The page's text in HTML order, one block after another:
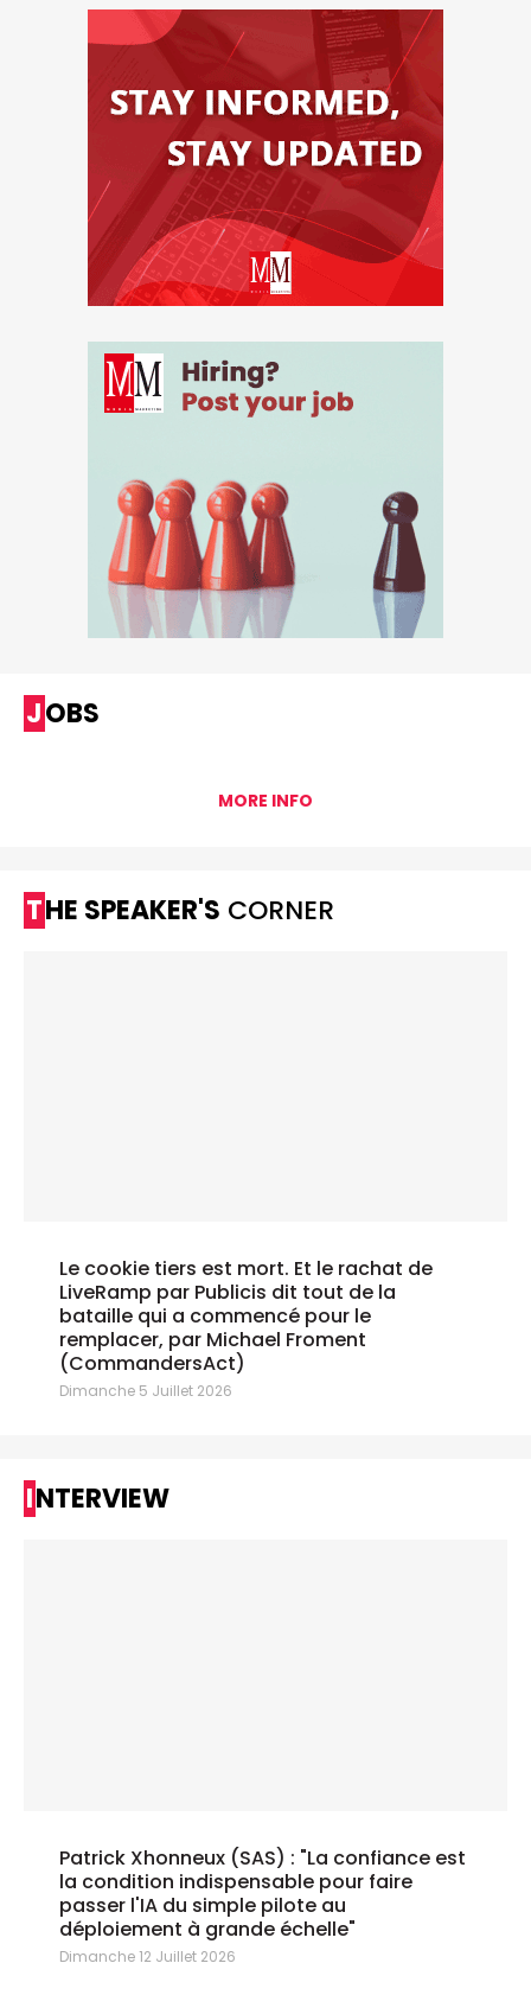
JOBS
MORE INFO
THE SPEAKER'S CORNER
Le cookie tiers est mort. Et le rachat de
LiveRamp par Publicis dit tout de la
bataille qui a commencé pour le
remplacer, par Michael Froment
(CommandersAct)
Dimanche 5 Juillet 2026
INTERVIEW
Patrick Xhonneux (SAS) : "La confiance est
la condition indispensable pour faire
passer l'IA du simple pilote au
déploiement à grande échelle"
Dimanche 12 Juillet 2026